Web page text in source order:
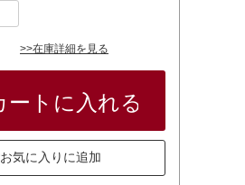
>>在庫詳細を見る
お気に入りに追加